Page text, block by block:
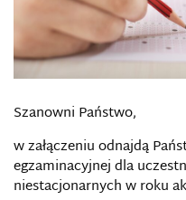
Szanowni Państwo,
w załączeniu odnajdą
egzaminacyjnej dla
niestacjonarnych w roku